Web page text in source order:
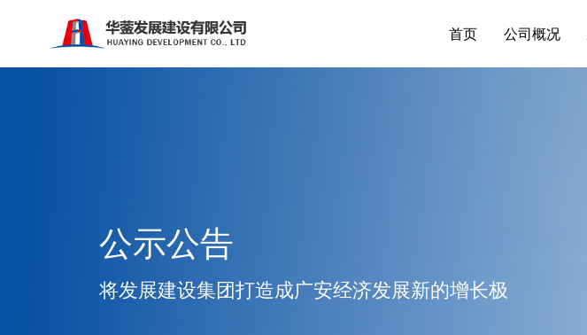
首页 公司概况
公示公告
将发展建设集团打造成广安经济发展新的增长极